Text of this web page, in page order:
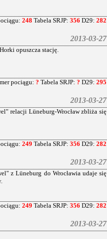
248 Tabela SRJP: 356 D29: 282
2013-03-27
opuszcza stację.
pociągu: ? Tabela SRJP: ? D29: 295
2013-03-27
relacji Lüneburg-Wrocław zbliża się
249 Tabela SRJP: 356 D29: 282
2013-03-27
z Lüneburg do Wrocławia udaje się
249 Tabela SRJP: 356 D29: 282
2013-03-27